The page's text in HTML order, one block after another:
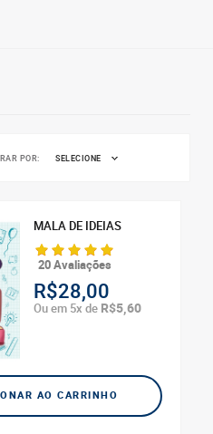
POR: SELECIONE
MALA DE IDEIAS
20 Avaliações
R$28,00
Ou em 5x de R$5,60
AO CARRINHO